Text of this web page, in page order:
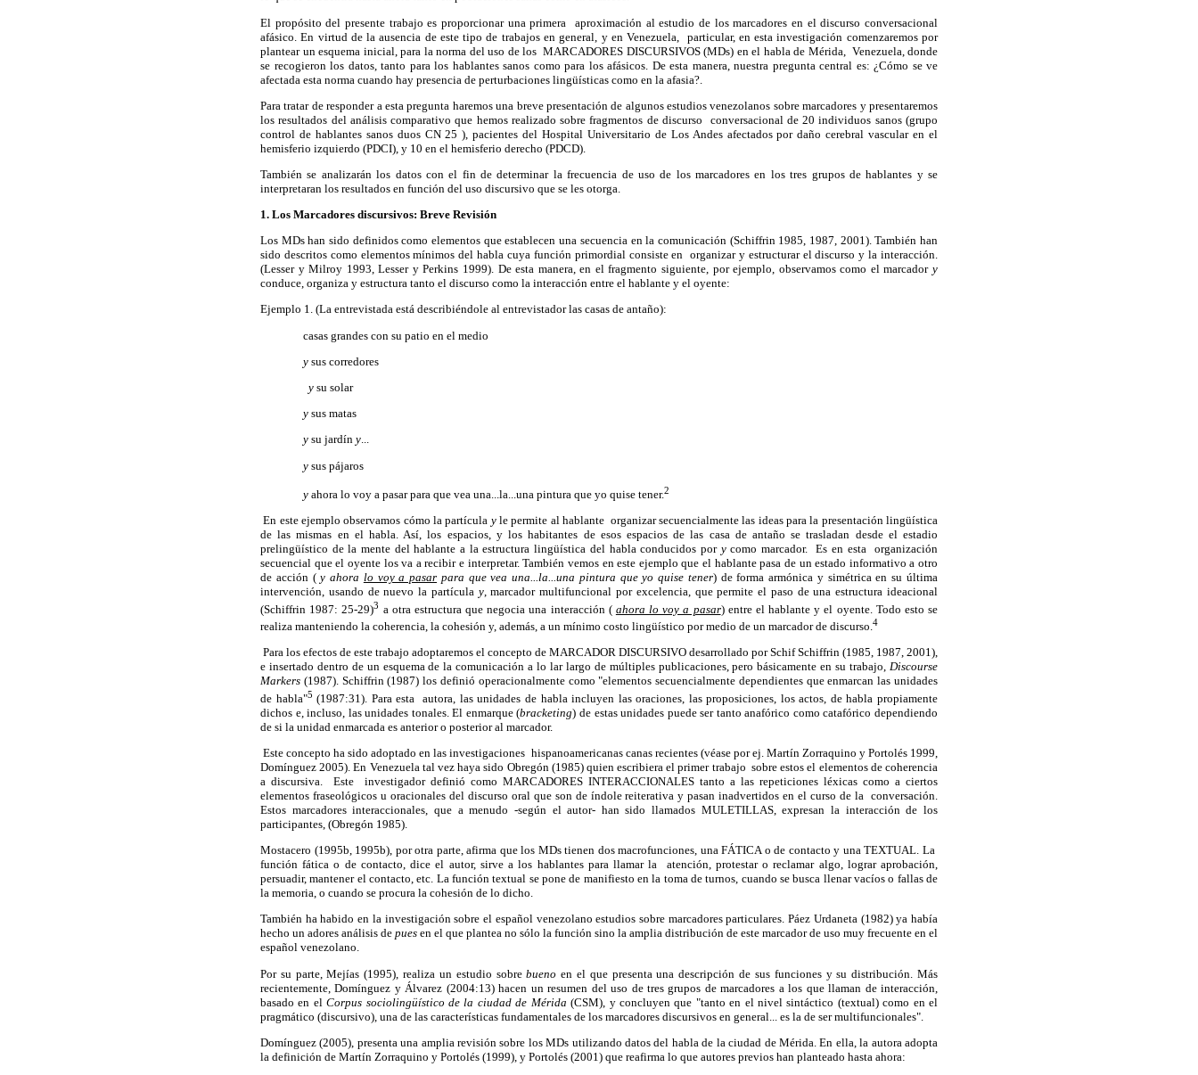
El propósito del presente trabajo es proporcionar una primera aproximación al estudio de los marcadores en el discurso conversacional
afásico. En virtud de la ausencia de este tipo de trabajos en general, y en Venezuela, particular, en esta investigación comenzaremos por
plantear un esquema inicial, para la norma del uso de los MARCADORES DISCURSIVOS (MDs) en el habla de Mérida, Venezuela, donde
se recogieron los datos, tanto para los hablantes sanos como para los afásicos. De esta manera, nuestra pregunta central es: ¿Cómo se ve
afectada esta norma cuando hay presencia de perturbaciones lingüísticas como en la afasia?.
Para tratar de responder a esta pregunta haremos una breve presentación de algunos estudios venezolanos sobre marcadores y presentaremos
los resultados del análisis comparativo que hemos realizado sobre fragmentos de discurso conversacional de 20 individuos sanos (grupo
control de hablantes sanos duos CN 25 ), pacientes del Hospital Universitario de Los Andes afectados por daño cerebral vascular en el
hemisferio izquierdo (PDCI), y 10 en el hemisferio derecho (PDCD).
También se analizarán los datos con el fin de determinar la frecuencia de uso de los marcadores en los tres grupos de hablantes y se
interpretaran los resultados en función del uso discursivo que se les otorga.
1. Los Marcadores discursivos: Breve Revisión
Los MDs han sido definidos como elementos que establecen una secuencia en la comunicación (Schiffrin 1985, 1987, 2001). También han
sido descritos como elementos mínimos del habla cuya función primordial consiste en organizar y estructurar el discurso y la interacción.
(Lesser y Milroy 1993, Lesser y Perkins 1999). De esta manera, en el fragmento siguiente, por ejemplo, observamos como el marcador y
conduce, organiza y estructura tanto el discurso como la interacción entre el hablante y el oyente:
Ejemplo 1. (La entrevistada está describiéndole al entrevistador las casas de antaño):
casas grandes con su patio en el medio
y sus corredores
y su solar
y sus matas
y su jardín y...
y sus pájaros
y ahora lo voy a pasar para que vea una...la...una pintura que yo quise tener.2
En este ejemplo observamos cómo la partícula yle permite al hablante organizar secuencialmente las ideas para la presentación lingüística
de las mismas en el habla. Así, los espacios, y los habitantes de esos espacios de las casa de antaño se trasladan desde el estadio
prelingüístico de la mente del hablante a la estructura lingüística del habla conducidos por ycomo marcador. Es en esta organización
secuencial que el oyente los va a recibir e interpretar. También vemos en este ejemplo que el hablante pasa de un estado informativo a otro
de acción (y ahora lo voy a pasar para que vea una...la...una pintura que yo quise tener) de forma armónica y simétrica en su última
intervención, usando de nuevo la partícula y, marcador multifuncional por excelencia, que permite el paso de una estructura ideacional
(Schiffrin 1987: 25-29)3 a otra estructura que negocia una interacción ( ahora lo voy a pasar) entre el hablante y el oyente. Todo esto se
realiza manteniendo la coherencia, la cohesión y, además, a un mínimo costo lingüístico por medio de un marcador de discurso.4
Para los efectos de este trabajo adoptaremos el concepto de MARCADOR DISCURSIVO desarrollado por Schif Schiffrin (1985, 1987, 2001),
e insertado dentro de un esquema de la comunicación a lo lar largo de múltiples publicaciones, pero básicamente en su trabajo, Discourse
Markers (1987). Schiffrin (1987) los definió operacionalmente como "elementos secuencialmente dependientes que enmarcan las unidades
de habla"5 (1987:31). Para esta autora, las unidades de habla incluyen las oraciones, las proposiciones, los actos, de habla propiamente
dichos e, incluso, las unidades tonales. El enmarque (bracketing) de estas unidades puede ser tanto anafórico como catafórico dependiendo
de si la unidad enmarcada es anterior o posterior al marcador.
Este concepto ha sido adoptado en las investigaciones hispanoamericanas canas recientes (véase por ej. Martín Zorraquino y Portolés 1999,
Domínguez 2005). En Venezuela tal vez haya sido Obregón (1985) quien escribiera el primer trabajo sobre estos el elementos de coherencia
a discursiva. Este investigador definió como MARCADORES INTERACCIONALES tanto a las repeticiones léxicas como a ciertos
elementos fraseológicos u oracionales del discurso oral que son de índole reiterativa y pasan inadvertidos en el curso de la conversación.
Estos marcadores interaccionales, que a menudo -según el autor- han sido llamados MULETILLAS, expresan la interacción de los
participantes, (Obregón 1985).
Mostacero (1995b, 1995b), por otra parte, afirma que los MDs tienen dos macrofunciones, una FÁTICA o de contacto y una TEXTUAL. La
función fática o de contacto, dice el autor, sirve a los hablantes para llamar la atención, protestar o reclamar algo, lograr aprobación,
persuadir, mantener el contacto, etc. La función textual se pone de manifiesto en la toma de turnos, cuando se busca llenar vacíos o fallas de
la memoria, o cuando se procura la cohesión de lo dicho.
También ha habido en la investigación sobre el español venezolano estudios sobre marcadores particulares. Páez Urdaneta (1982) ya había
hecho un adores análisis de pues en el que plantea no sólo la función sino la amplia distribución de este marcador de uso muy frecuente en el
español venezolano.
Por su parte, Mejías (1995), realiza un estudio sobrebuenoen el que presenta una descripción de sus funciones y su distribución. Más
recientemente, Domínguez y Álvarez (2004:13) hacen un resumen del uso de tres grupos de marcadores a los que llaman de interacción,
basado en elCorpus sociolingüístico de la ciudad de Mérida(CSM), y concluyen que "tanto en el nivel sintáctico (textual) como en el
pragmático (discursivo), una de las características fundamentales de los marcadores discursivos en general... es la de ser multifuncionales".
Domínguez (2005), presenta una amplia revisión sobre los MDs utilizando datos del habla de la ciudad de Mérida. En ella, la autora adopta
la definición de Martín Zorraquino y Portolés (1999), y Portolés (2001) que reafirma lo que autores previos han planteado hasta ahora: